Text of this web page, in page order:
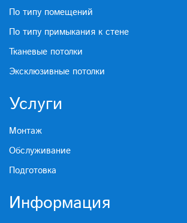
По типу помещений
По типу примыкания к стене
Тканевые потолки
Эксклюзивные потолки
Услуги
Монтаж
Обслуживание
Подготовка
Информация